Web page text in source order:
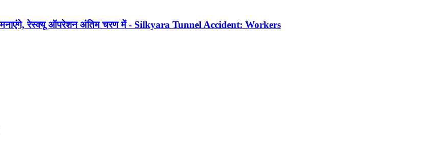
मनाएंगे, रेस्क्यू ऑपरेशन अंतिम चरण में - Silkyara Tunnel Accident: Workers